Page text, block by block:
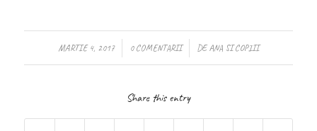
MARTIE 4, 2017
/ 0 COMENTARII
/ DEANA SI COPIII
Share this entry